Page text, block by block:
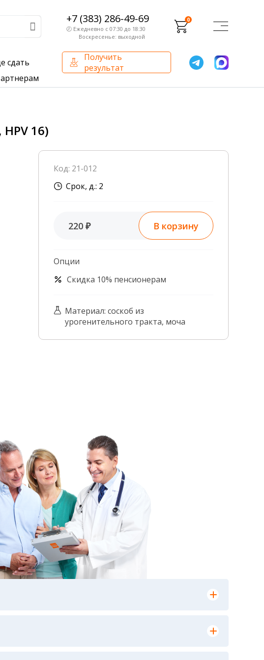
+7 (383) 286-49-69
🕗 Ежедневно с 07:30 до 18:30
Воскресенье: выходной
0
сдать
Получить
результат
999 ₽
Внутренний аудит
Сотрудники лаборатории
16)
Код: 21-012
Срок, д.: 2
220 ₽ В корзину
Опции
Скидка 10% пенсионерам
Материал: соскоб из
урогенительного тракта, моча
выполнения лабораторных исследований и